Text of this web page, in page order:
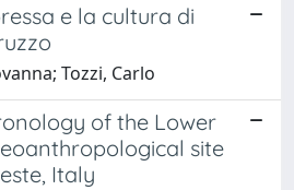
e la cultura di
Tozzi, Carlo
of the Lower
site
Italy